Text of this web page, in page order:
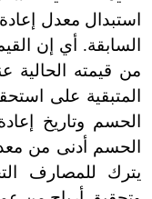
استبدال معدل
السابقة. أي إن
من قيمته الحالية
المتبقية على
الحسم وتاريخ
الحسم أدنى من
يترك للمصارف